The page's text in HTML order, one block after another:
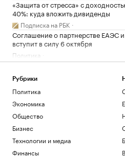
«Защита от стресса» с
40%: куда вложить дивиденды
Подписка на РБК
Соглашение о партнерстве ЕАЭС
вступит в силу 6 октября
Политика
Рубрики
Политика
Экономика
Общество
Бизнес
Технологии и медиа
Финансы